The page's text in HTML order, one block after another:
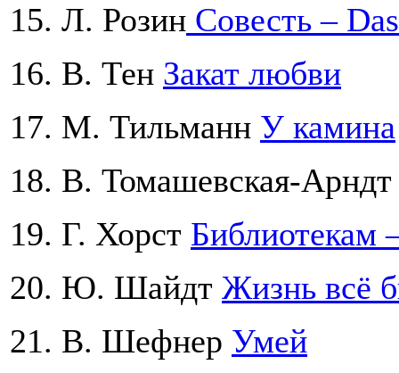
15. Л. Розин Совесть –
16. В. Тен Закат любви
17. М. Тильманн У камина
18. В. Томашевская-
19. Г. Хорст Библиотекам
20. Ю. Шайдт Жизнь всё
21. В. Шефнер Умей